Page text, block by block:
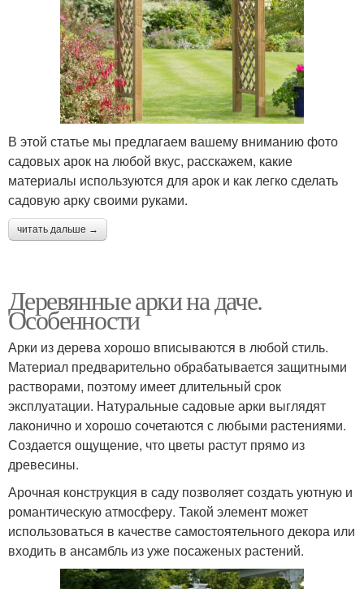
В этой статье мы предлагаем вашему вниманию фото
садовых арок на любой вкус, расскажем, какие
материалы используются для арок и как легко сделать
садовую арку своими руками.
читать дальше →
Деревянные арки на даче.
Особенности
Арки из дерева хорошо вписываются в любой стиль.
Материал предварительно обрабатывается защитными
растворами, поэтому имеет длительный срок
эксплуатации. Натуральные садовые арки выглядят
лаконично и хорошо сочетаются с любыми растениями.
Создается ощущение, что цветы растут прямо из
древесины.
Арочная конструкция в саду позволяет создать уютную и
романтическую атмосферу. Такой элемент может
использоваться в качестве самостоятельного декора или
входить в ансамбль из уже посаженых растений.